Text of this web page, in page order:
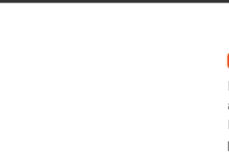
No hay productos